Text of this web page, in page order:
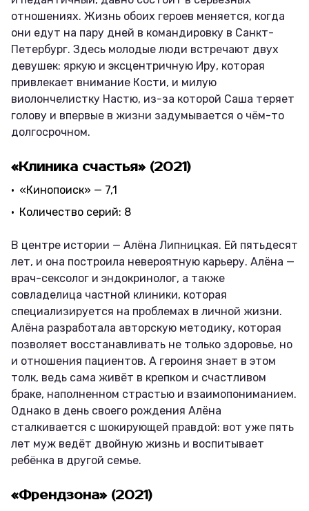
отношениях. Жизнь обоих героев меняется, когда
они едут на пару дней в командировку в Санкт-
Петербург. Здесь молодые люди встречают двух
девушек: яркую и эксцентричную Иру, которая
привлекает внимание Кости, и милую
виолончелистку Настю, из-за которой Саша теряет
голову и впервые в жизни задумывается о чём-то
долгосрочном.
«Клиника счастья» (2021)
«Кинопоиск» — 7,1
Количество серий: 8
В центре истории — Алёна Липницкая. Ей пятьдесят
лет, и она построила невероятную карьеру. Алёна —
врач-сексолог и эндокринолог, а также
совладелица частной клиники, которая
специализируется на проблемах в личной жизни.
Алёна разработала авторскую методику, которая
позволяет восстанавливать не только здоровье, но
и отношения пациентов. А героиня знает в этом
толк, ведь сама живёт в крепком и счастливом
браке, наполненном страстью и взаимопониманием.
Однако в день своего рождения Алёна
сталкивается с шокирующей правдой: вот уже пять
лет муж ведёт двойную жизнь и воспитывает
ребёнка в другой семье.
«Френдзона» (2021)